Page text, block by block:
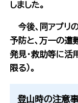
しました。
今後、同アプリ
予防と、万一の遭
発見・救助等に活
限る）。
登山時の注意